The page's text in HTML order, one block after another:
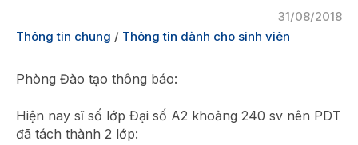
31/08/2018
Thông tin chung / Thông tin dành cho sinh viên
Phòng Đào tạo thông báo:
Hiện nay sĩ số lớp Đại số A2 khoảng 240 sv nên PDT
đã tách thành 2 lớp: